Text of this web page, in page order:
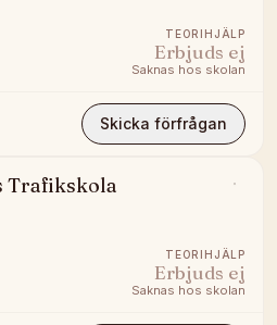
TEORIHJÄLP
Erbjuds ej
Saknas hos skolan
Skicka förfrågan
Trafikskola
TEORIHJÄLP
Erbjuds ej
Saknas hos skolan